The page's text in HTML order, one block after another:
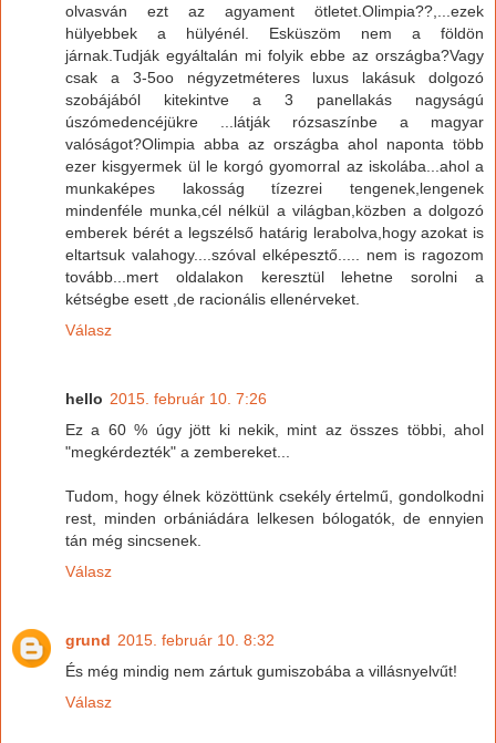
olvasván ezt az agyament ötletet.Olimpia??,...ezek
hülyebbek a hülyénél. Esküszöm nem a földön
járnak.Tudják egyáltalán mi folyik ebbe az országba?Vagy
csak a 3-5oo négyzetméteres luxus lakásuk dolgozó
szobájából kitekintve a 3 panellakás nagyságú
úszómedencéjükre ...látják rózsaszínbe a magyar
valóságot?Olimpia abba az országba ahol naponta több
ezer kisgyermek ül le korgó gyomorral az iskolába...ahol a
munkaképes lakosság tízezrei tengenek,lengenek
mindenféle munka,cél nélkül a világban,közben a dolgozó
emberek bérét a legszélső határig lerabolva,hogy azokat is
eltartsuk valahogy....szóval elképesztő..... nem is ragozom
tovább...mert oldalakon keresztül lehetne sorolni a
kétségbe esett ,de racionális ellenérveket.
Válasz
hello 2015. február 10. 7:26
Ez a 60 % úgy jött ki nekik, mint az összes többi, ahol
"megkérdezték" a zembereket...
Tudom, hogy élnek közöttünk csekély értelmű, gondolkodni
rest, minden orbániádára lelkesen bólogatók, de ennyien
tán még sincsenek.
Válasz
grund 2015. február 10. 8:32
És még mindig nem zártuk gumiszobába a villásnyelvűt!
Válasz